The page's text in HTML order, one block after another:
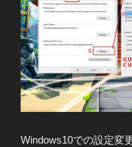
Windows10での設定変